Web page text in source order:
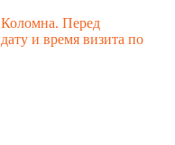
Перед
и время визита по